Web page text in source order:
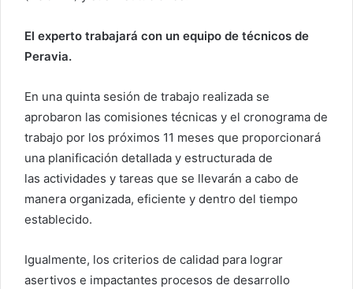
El experto trabajará con un equipo de técnicos de
Peravia.
En una quinta sesión de trabajo realizada se
aprobaron las comisiones técnicas y el cronograma de
trabajo por los próximos 11 meses que proporcionará
una planificación detallada y estructurada de
las actividades y tareas que se llevarán a cabo de
manera organizada, eficiente y dentro del tiempo
establecido.
Igualmente, los criterios de calidad para lograr
asertivos e impactantes procesos de desarrollo